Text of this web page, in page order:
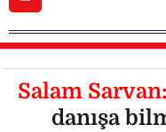
Salam Sarvan:
danışa